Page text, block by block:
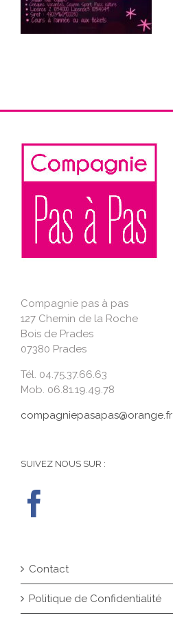
Compagnie pas à pas
127 Chemin de la Roche
Bois de Prades
07380 Prades
Tél. 04.75.37.66.63
Mob. 06.81.19.49.78
compagniepasapas@orange.fr
SUIVEZ NOUS SUR :
Contact
Politique de Confidentialité